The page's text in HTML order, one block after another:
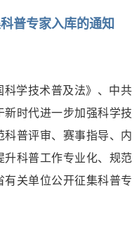
普专家入库的通知
科学技术普及法》、中共
时代进一步加强科学技
普评审、赛事指导、内
升科普工作专业化、规范
关单位公开征集科普专